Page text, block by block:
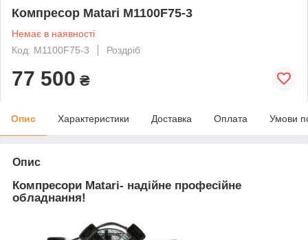
Компресор Matari M1100F75-3
Немає в наявності
Код: M1100F75-3
Роздріб
77 500 ₴
Опис Характеристики Доставка Оплата Умови
Опис
Компресори Matari- надійне професійне
обладнання!